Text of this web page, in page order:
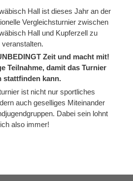
Hall ist dieses Jahr an der
Vergleichsturnier zwischen
Hall und Kupferzell zu
veranstalten.
Zeit und macht mit!
Teilnahme, damit das Turnier
stattfinden kann.
ist nicht nur sportliches
auch geselliges Miteinander
Dabei sein lohnt
also immer!